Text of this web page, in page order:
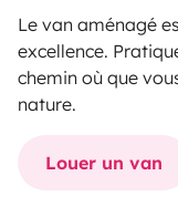
Le van aménagé
excellence.
chemin où que
nature.
Louer un van